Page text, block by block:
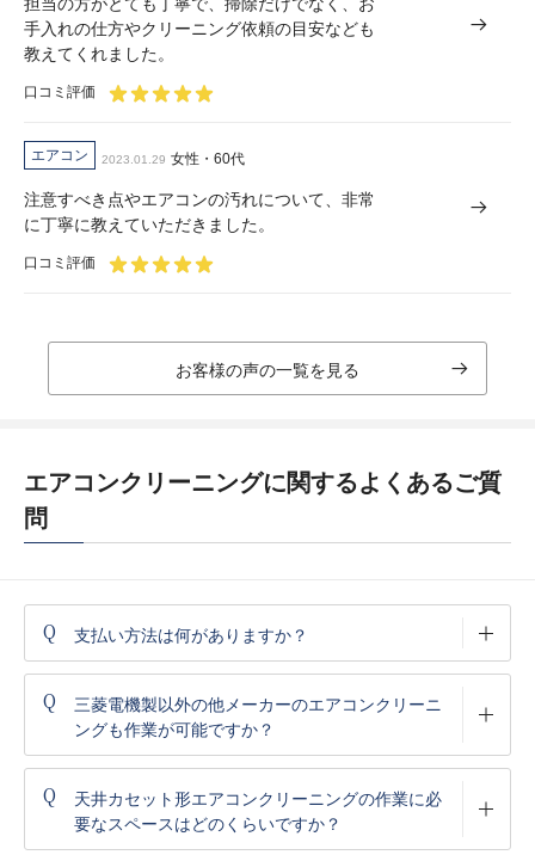
担当の方がとても丁寧で、掃除だけでなく、お
手入れの仕方やクリーニング依頼の目安なども
教えてくれました。
口コミ評価
エアコン 2023.01.29 女性・60代
注意すべき点やエアコンの汚れについて、非常
に丁寧に教えていただきました。
口コミ評価
お客様の声の一覧を見る
エアコンクリーニングに関するよくあるご質
問
Q 支払い方法は何がありますか？
Q
三菱電機製以外の他メーカーのエアコンクリーニ
ングも作業が可能ですか？
Q
天井カセット形エアコンクリーニングの作業に必
要なスペースはどのくらいですか？